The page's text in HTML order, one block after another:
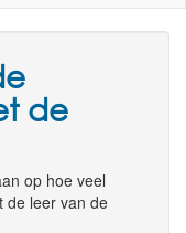
de
op hoe veel
de leer van de